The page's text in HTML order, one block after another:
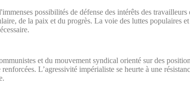
possibilités de défense des intérêts des
de la paix et du progrès. La voie des luttes populaires
et du mouvement syndical orienté sur des
L’agressivité impérialiste se heurte à une